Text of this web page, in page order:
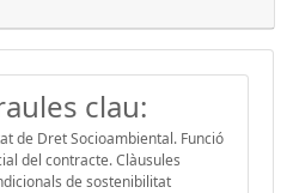
clau:
de Dret Socioambiental. Funció
del contracte. Clàusules
de sostenibilitat